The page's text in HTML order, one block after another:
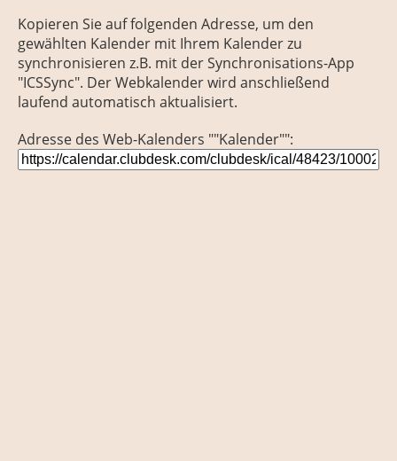
Kopieren Sie auf folgenden Adresse, um den
gewählten Kalender mit Ihrem Kalender zu
synchronisieren z.B. mit der Synchronisations-App
"ICSSync". Der Webkalender wird anschließend
laufend automatisch aktualisiert.
Adresse des Web-Kalenders ""Kalender"":